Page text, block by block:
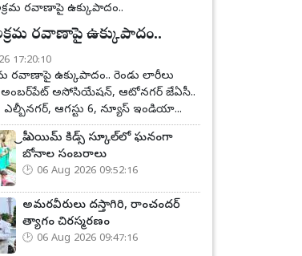
రవాణాపై ఉక్కుపాదం..
17:20:10
రవాణాపై ఉక్కుపాదం.. రెండు లారీలు
అంబర్‌పేట్ అసోసియేషన్, ఆటోనగర్ జేఏసీ..
ఎల్బీనగర్, ఆగస్టు 6, న్యూస్ ఇండియా...
ప్రీ ఎయిమ్ కిడ్స్ స్కూల్‌లో ఘనంగా
బోనాల సంబరాలు
06 Aug 2026 09:52:16
అమరవీరులు దస్తాగిరి, రాంచందర్
త్యాగం చిరస్మరణం
06 Aug 2026 09:47:16